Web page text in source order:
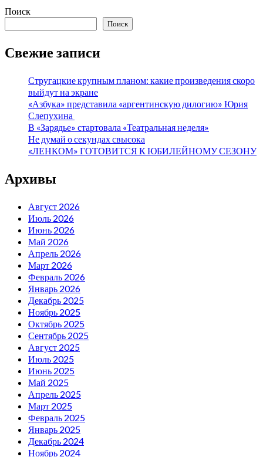
Поиск
Поиск
Свежие записи
Стругацкие крупным планом: какие произведения скоро
выйдут на экране
«Азбука» представила «аргентинскую дилогию» Юрия
Слепухина
В «Зарядье» стартовала «Театральная неделя»
Не думай о секундах свысока
«ЛЕНКОМ» ГОТОВИТСЯ К ЮБИЛЕЙНОМУ СЕЗОНУ
Архивы
Август 2026
Июль 2026
Июнь 2026
Май 2026
Апрель 2026
Март 2026
Февраль 2026
Январь 2026
Декабрь 2025
Ноябрь 2025
Октябрь 2025
Сентябрь 2025
Август 2025
Июль 2025
Июнь 2025
Май 2025
Апрель 2025
Март 2025
Февраль 2025
Январь 2025
Декабрь 2024
Ноябрь 2024